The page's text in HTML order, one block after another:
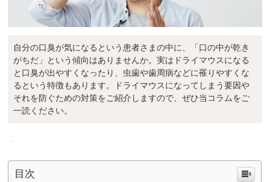
自分の口臭が気になるという患者さまの中に、「口の中が乾き
がちだ」という傾向はありませんか。実はドライマウスになる
と口臭が出やすくなったり、虫歯や歯周病などに罹りやすくな
るという特徴もあります。ドライマウスになってしまう要因や
それを防ぐための対策をご紹介しますので、ぜひ当コラムをご
一読ください。
目次